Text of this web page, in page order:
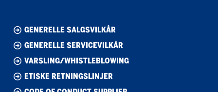
GENERELLE SALGSVILKÅR
GENERELLE SERVICEVILKÅR
VARSLING/WHISTLEBLOWING
ETISKE RETNINGSLINJER